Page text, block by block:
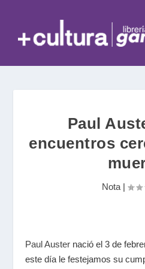
Paul
encuentros
Nota|
Paul Auster nació el 3 de
este día le festejamos su